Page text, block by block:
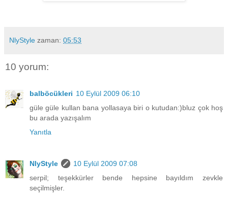
NlyStyle zaman: 05:53
10 yorum:
balböcükleri 10 Eylül 2009 06:10
güle güle kullan bana yollasaya biri o kutudan:)bluz çok hoş
bu arada yazışalım
Yanıtla
NlyStyle
10 Eylül 2009 07:08
serpil; teşekkürler bende hepsine bayıldım zevkle
seçilmişler.